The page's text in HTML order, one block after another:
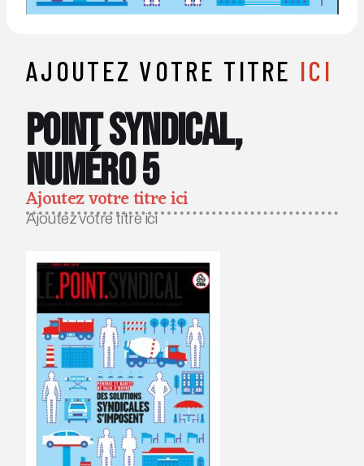
AJOUTEZ VOTRE TITRE ICI
Point Syndical,
numéro 5
Ajoutez votre titre ici
Ajoutez votre titre ici